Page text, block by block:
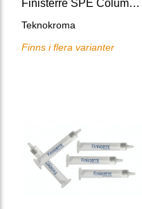
Finisterre SPE Columns CN
Teknokroma
Finns i flera varianter